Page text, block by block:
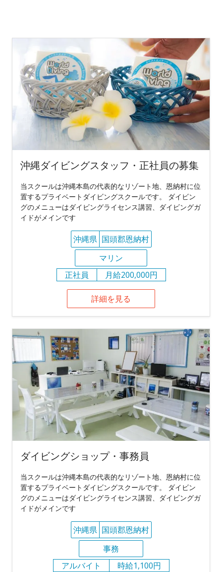
沖縄ダイビングスタッフ・正社員の募集
当スクールは沖縄本島の代表的なリゾート地、恩納村に位
置するプライベートダイビングスクールです。 ダイビン
グのメニューはダイビングライセンス講習、ダイビングガ
イドがメインです
沖縄県 国頭郡恩納村
マリン
正社員
月給200,000円
詳細を見る
ダイビングショップ・事務員
当スクールは沖縄本島の代表的なリゾート地、恩納村に位
置するプライベートダイビングスクールです。 ダイビン
グのメニューはダイビングライセンス講習、ダイビングガ
イドがメインです
沖縄県 国頭郡恩納村
事務
アルバイト
時給1,100円